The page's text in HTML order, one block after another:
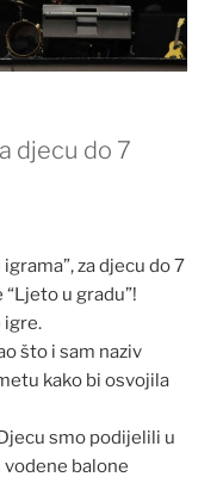
djecu do 7
za djecu do 7
u gradu”!
igre.
što i sam naziv
kako bi osvojila
smo podijelili u
balone